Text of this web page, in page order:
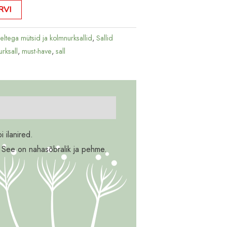
mütsid ja kolmnurksallid,Sallid
,must-have,sall
ilanired.
on nahasõbralik ja pehme.